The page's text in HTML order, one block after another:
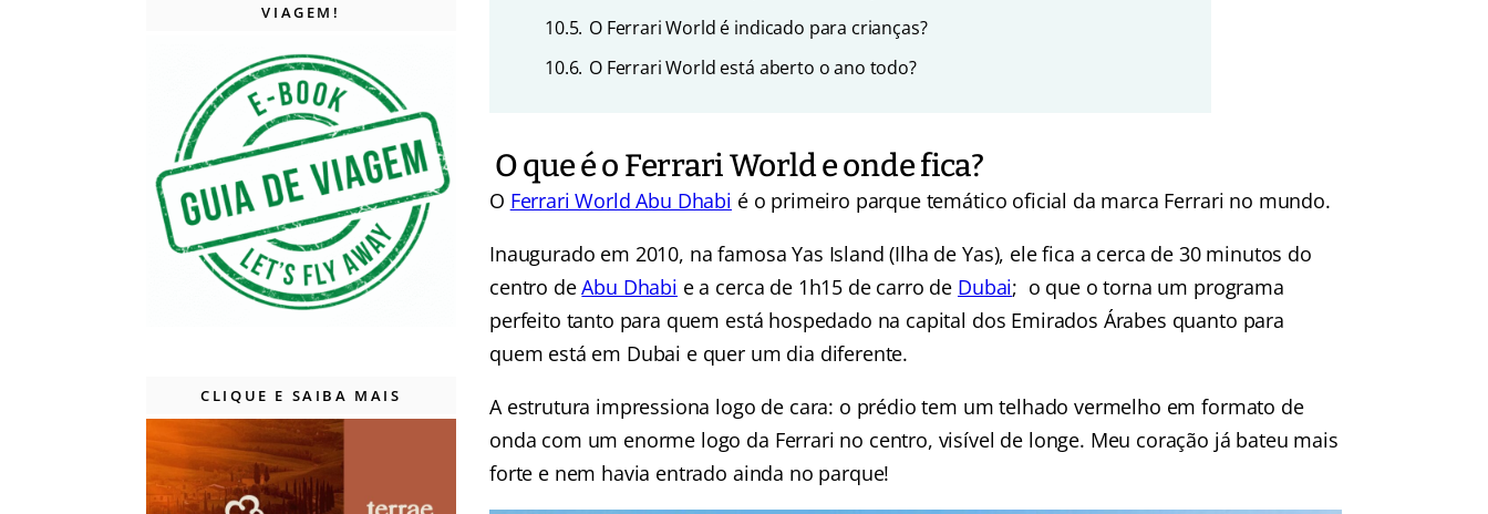
10.5. O Ferrari World é indicado para crianças?
10.6. O Ferrari World está aberto o ano todo?
O que é o Ferrari World e onde fica?
O Ferrari World Abu Dhabi é o primeiro parque temático oficial da marca Ferrari no mundo.
Inaugurado em 2010, na famosa Yas Island (Ilha de Yas), ele fica a cerca de 30 minutos do
centro deAbu Dhabi e a cerca de 1h15 de carro de Dubai; o que o torna um programa
perfeito tanto para quem está hospedado na capital dos Emirados Árabes quanto para
quem está em Dubai e quer um dia diferente.
A estrutura impressiona logo de cara: o prédio tem um telhado vermelho em formato de
onda com um enorme logo da Ferrari no centro, visível de longe. Meu coração já bateu mais
forte e nem havia entrado ainda no parque!
VIAGEM!
CLIQUE E SAIBA MAIS